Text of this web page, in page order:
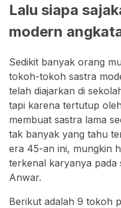
Lalu siapa
modern
Sedikit banyak orang
tokoh-tokoh sastra
telah diajarkan di
tapi karena tertutup
membuat sastra lama
tak banyak yang tahu
era 45-an ini, mungkin
terkenal karyanya pada
Anwar.
Berikut adalah 9 tokoh